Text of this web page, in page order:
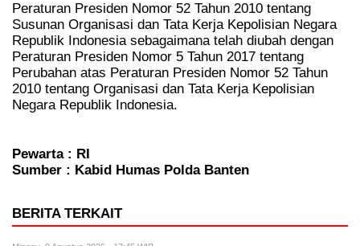
Peraturan Presiden Nomor 52 Tahun 2010 tentang
Susunan Organisasi dan Tata Kerja Kepolisian Negara
Republik Indonesia sebagaimana telah diubah dengan
Peraturan Presiden Nomor 5 Tahun 2017 tentang
Perubahan atas Peraturan Presiden Nomor 52 Tahun
2010 tentang Organisasi dan Tata Kerja Kepolisian
Negara Republik Indonesia.
Pewarta : RI
Sumber : Kabid Humas Polda Banten
BERITA TERKAIT